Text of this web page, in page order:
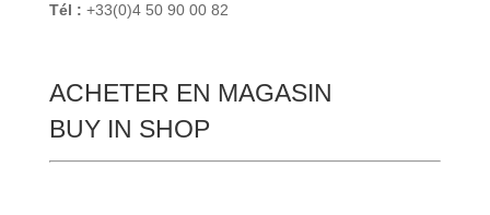
Tél : +33(0)4 50 90 00 82
ACHETER EN MAGASIN
BUY IN SHOP